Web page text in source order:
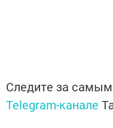
Следите за
Telegram-канале